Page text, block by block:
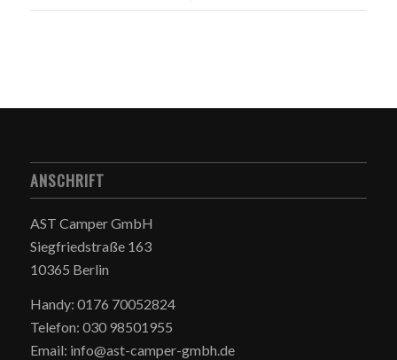
ANSCHRIFT
AST Camper GmbH
Siegfriedstraße 163
10365 Berlin
Handy: 0176 70052824
Telefon: 030 98501955
Email: info@ast-camper-gmbh.de